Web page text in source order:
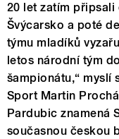
20 let zatím připsali
Švýcarsko a poté
týmu mladíků
letos národní tým
šampionátu,“ myslí
Sport Martin
Pardubic znamená
současnou českou